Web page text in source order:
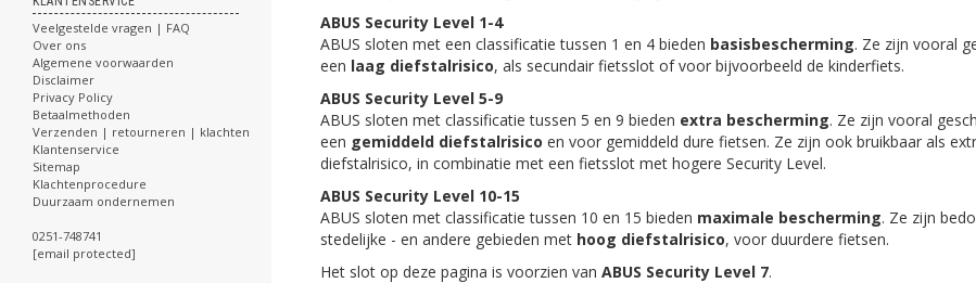
Veelgestelde vragen | FAQ
Over ons
Algemene voorwaarden
Disclaimer
Privacy Policy
Betaalmethoden
Verzenden | retourneren | klachten
Klantenservice
Sitemap
Klachtenprocedure
Duurzaam ondernemen
0251-748741
[email protected]
ABUS Security Level 1-4
ABUS sloten met een classificatie tussen 1 en 4 bieden basisbescherming. Ze zijn vooral
een laag diefstalrisico, als secundair fietsslot of voor bijvoorbeeld de kinderfiets.
ABUS Security Level 5-9
ABUS sloten met classificatie tussen 5 en 9 bieden extra bescherming. Ze zijn vooral
een gemiddeld diefstalrisico en voor gemiddeld dure fietsen. Ze zijn ook bruikbaar als
diefstalrisico, in combinatie met een fietsslot met hogere Security Level.
ABUS Security Level 10-15
ABUS sloten met classificatie tussen 10 en 15 bieden maximale bescherming. Ze zijn
stedelijke - en andere gebieden met hoog diefstalrisico, voor duurdere fietsen.
Het slot op deze pagina is voorzien van ABUS Security Level 7.